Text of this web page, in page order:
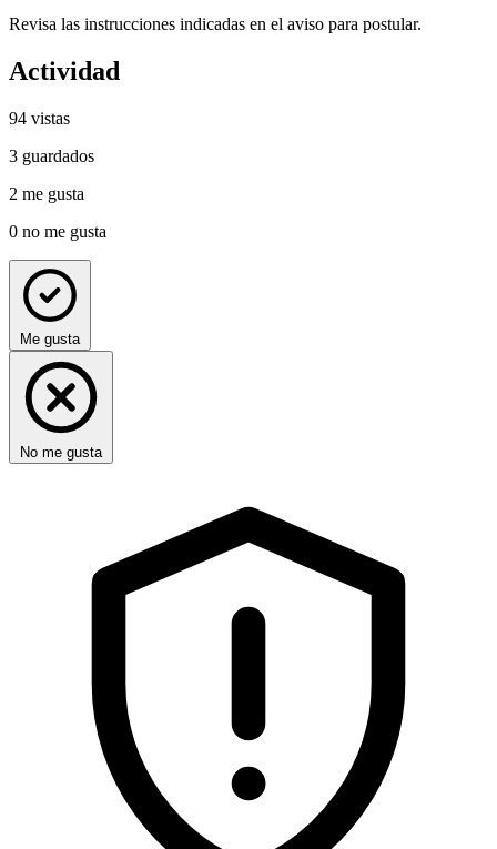
Revisa las instrucciones indicadas en el aviso para postular.
Actividad
94 vistas
3 guardados
2 me gusta
0 no me gusta
Me gusta
No me gusta